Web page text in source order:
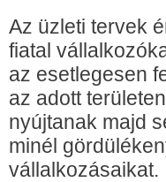
Az üzleti tervek
fiatal
az esetlegesen
az adott
nyújtanak majd
minél
vállalkozásaikat.